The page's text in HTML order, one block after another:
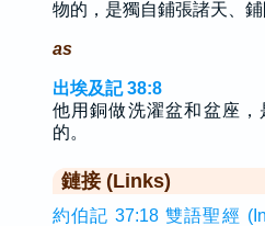
物的，是獨自鋪張諸天、
as
出埃及記 38:8
他用銅做洗濯盆和盆座
的。
鏈接 (Links)
約伯記 37:18 雙語聖經